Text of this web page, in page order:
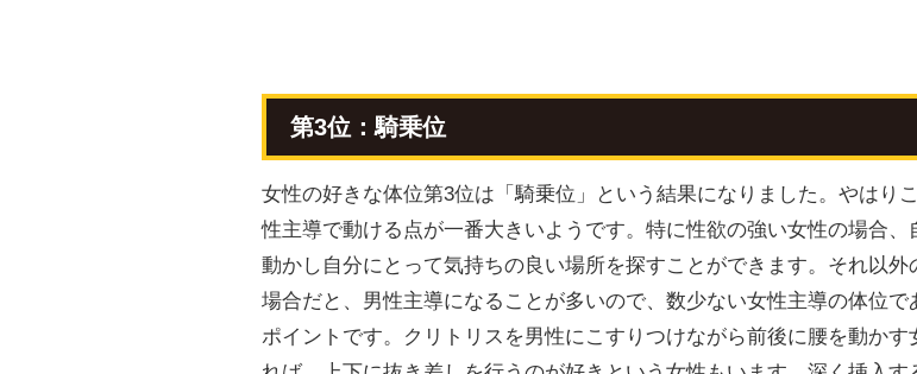
第3位：騎乗位
女性の好きな体位第3位は「騎乗位」という結果になりました。やはり
性主導で動ける点が一番大きいようです。特に性欲の強い女性の場合、
動かし自分にとって気持ちの良い場所を探すことができます。それ以外
場合だと、男性主導になることが多いので、数少ない女性主導の体位で
ポイントです。クリトリスを男性にこすりつけながら前後に腰を動かす